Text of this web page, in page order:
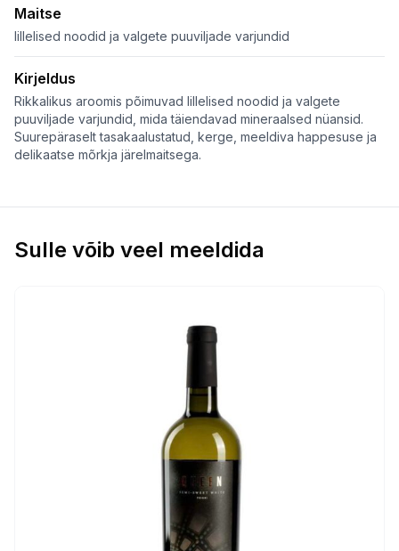
DOCG
kogus
Maitse
lillelised noodid ja valgete puuviljade varjundid
Kirjeldus
Rikkalikus aroomis põimuvad lillelised noodid ja valgete
puuviljade varjundid, mida täiendavad mineraalsed nüansid.
Suurepäraselt tasakaalustatud, kerge, meeldiva happesuse ja
delikaatse mõrkja järelmaitsega.
Sulle võib veel meeldida